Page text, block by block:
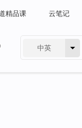
精品课 云笔记
中英